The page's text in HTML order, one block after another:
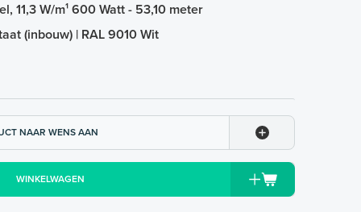
11,3 W/m¹ 600 Watt - 53,10 meter
(inbouw) | RAL 9010 Wit
NAAR WENS AAN
WINKELWAGEN